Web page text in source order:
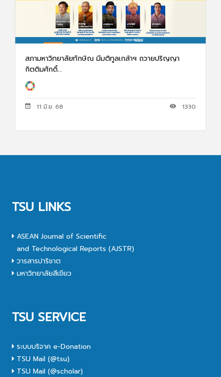
สภามหาวิทยาลัยทักษิณ มีมติทูลเกล้าฯ ถวายปริญญา
กิตติมศักดิ์...
11 มิ.ย. 68 1330
TSU LINKS
ASEAN Journal of Scientific
and Technological Reports (AJSTR)
วารสารปาริชาต
มหาวิทยาลัยสีเขียว
TSU SERVICE
ระบบบริจาค e-Donation
TSU Mail (@tsu)
TSU Mail (@scholar)